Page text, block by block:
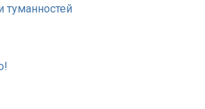
туманностей